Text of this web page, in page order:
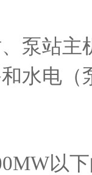
泵站主
水电（
以